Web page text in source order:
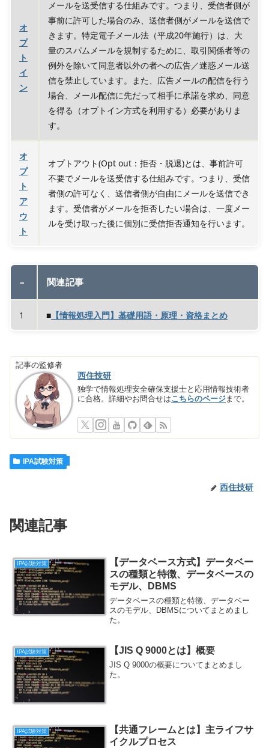
オ
プ
ト
イ
ン
メールを送受信する仕組みです。つまり、受信者側が
事前に許可した場合のみ、送信者側がメールを送信で
きます。特定電子メール法（平成20年施行）は、大
量のスパムメールを規制するために、取引関係者等の
例外を除いて同意者以外の者への広告／迷惑メール送
信を禁止しています。また、広告メールの配信を行う
場合、メール配信に先だって相手に承諾を求め、同意
を得る（オプトイン方式を利用する）必要がありま
す。
オ
プ
ト
ア
ウ
ト
オプトアウト(Opt out：拒否・脱退)とは、事前許可
不要でメールを送受信する仕組みです。つまり、受信
者側の許可なく、送信者側が自由にメールを送信でき
ます。受信者がメールを拒否したい場合は、一度メー
ルを受け取った後に個別に受信拒否通知を行います。
– 関連記事
1 ■ 【情報処理入門】基礎用語・原理・資格まとめ
記事の監修者
西住技研
独学で情報処理安全確保支援士と応用情報技術者
に合格。詳細やお問合せはこちらのページ まで。
IPA試験対策
西住技研
関連記事
IPA試験対策
【データベース方式】データベー
スの種類と特徴、データベースの
モデル、DBMS
データベースの種類と特徴、データベー
スのモデル、DBMSについてまとめまし
た。
IPA試験対策 【JIS Q 9000とは】概要
JIS Q 9000の概要についてまとめまし
た。
IPA試験対策
【共通フレームとは】主ライフサ
イクルプロセス